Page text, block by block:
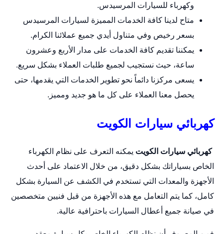
وكهرباء للسيارات المرسيدس.
متاح لدينا كافة الخدمات المميزة لسيارات المرسيدس
بسعر رخيص وفي متناول أيدي جميع عملائنا الكرام.
يمكننا تقديم كافة الخدمات على مدار الأربع وعشرون
ساعة، حيث نستجيب لجميع طلبات العملاء بشكل سريع.
يسعى مركزنا دائماً نحو تطوير الخدمات التي يقدمها، حتى
يحصل معنا العملاء على كل ما هو جديد ومميز.
كهربائي سيارات الكويت
كهربائي سيارات الكويت يمكنه التعرف على نظام الكهرباء
الخاص بسياراتك بشكل دقيق، من خلال الاعتماد على أحدث
الأجهزة والمعدات التي تستخدم في الكشف عن السيارة بشكل
كامل، كما يتم التعامل مع هذه الأجهزة من قبل فنيين متخصصين
في صيانة جميع أعطال السيارات باحترافية عالية.